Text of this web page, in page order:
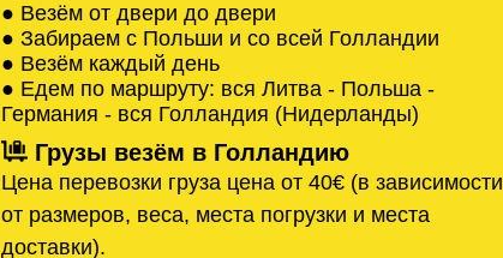
● Везём от двери до двери
● Забираем с Польши и со всей Голландии
● Везём каждый день
● Едем по маршруту: вся Литва - Польша -
Германия - вся Голландия (Нидерланды)
Грузы везём в Голландию
Цена перевозки груза цена от 40€ (в зависимости
от размеров, веса, места погрузки и места
доставки).